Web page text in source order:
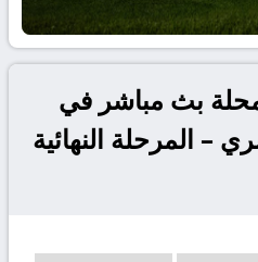
بث مباشر في
– المرحلة النهائية